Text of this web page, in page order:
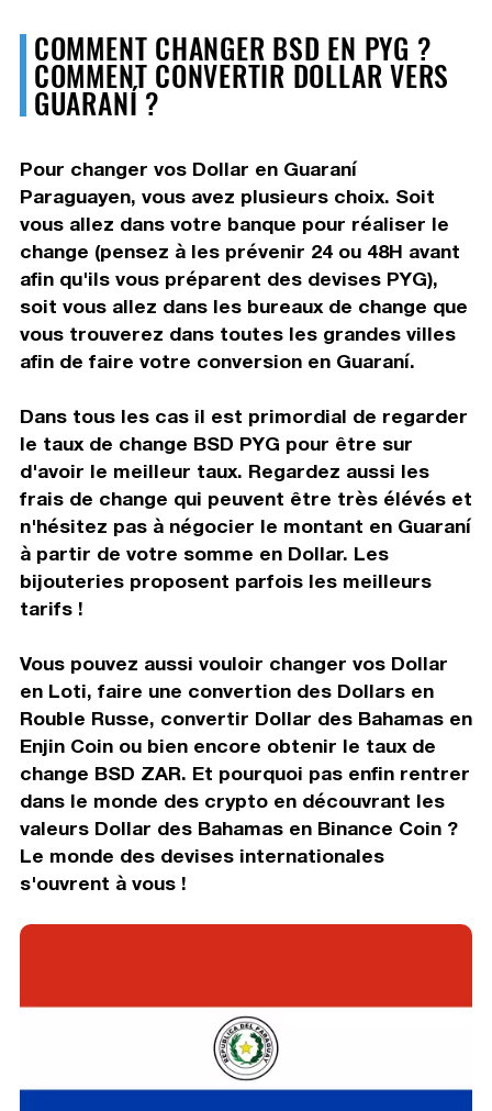
COMMENT CHANGER BSD EN PYG ?
COMMENT CONVERTIR DOLLAR VERS
GUARANÍ ?
Pour changer vos Dollar en Guaraní
Paraguayen, vous avez plusieurs choix. Soit
vous allez dans votre banque pour réaliser le
change (pensez à les prévenir 24 ou 48H avant
afin qu'ils vous préparent des devises PYG),
soit vous allez dans les bureaux de change que
vous trouverez dans toutes les grandes villes
afin de faire votre conversion en Guaraní.
Dans tous les cas il est primordial de regarder
le taux de change BSD PYG pour être sur
d'avoir le meilleur taux. Regardez aussi les
frais de change qui peuvent être très élévés et
n'hésitez pas à négocier le montant en Guaraní
à partir de votre somme en Dollar. Les
bijouteries proposent parfois les meilleurs
tarifs !
Vous pouvez aussi vouloir changer vos Dollar
en Loti, faire une convertion des Dollars en
Rouble Russe, convertir Dollar des Bahamas en
Enjin Coin ou bien encore obtenir le taux de
change BSD ZAR. Et pourquoi pas enfin rentrer
dans le monde des crypto en découvrant les
valeurs Dollar des Bahamas en Binance Coin ?
Le monde des devises internationales
s'ouvrent à vous !